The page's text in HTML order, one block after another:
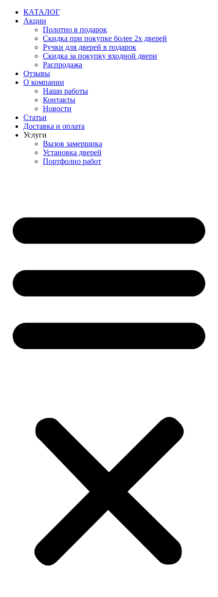
Перейти
содержимому
КАТАЛОГ
Акции
Полотно в подарок
Скидка при покупке более 2х дверей
Ручки для дверей в подарок
Скидка за покупку входной двери
Распродажа
Отзывы
О компании
Наши работы
Контакты
Новости
Статьи
Доставка и оплата
Услуги
Вызов замерщика
Установка дверей
Портфолио работ